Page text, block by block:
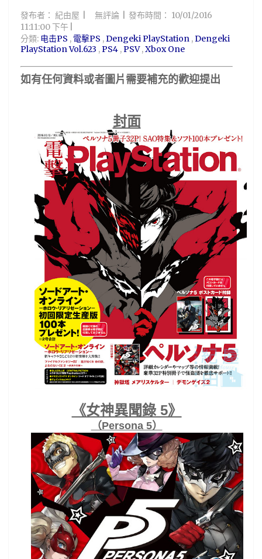
發布者： 紀由屋 無評論 發布時間： 10/01/2016
11:11:00 下午
分類: 电击PS , 電擊PS ,Dengeki PlayStation ,Dengeki
PlayStation Vol.623 ,PS4 ,PSV,Xbox One
如有任何資料或者圖片需要補充的歡迎提出
封面
《女神異聞錄 5》
（Persona 5）